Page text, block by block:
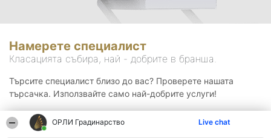
ОРЛИ Градинарство Live chat
Намерете специалист
Класацията събира, най - добрите в бранша.
Търсите специалист близо до вас? Проверете нашата
търсачка. Използвайте само най-добрите услуги!